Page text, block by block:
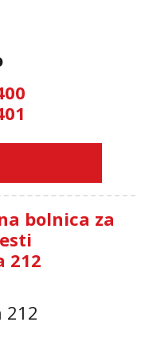
bolnica za
212
212